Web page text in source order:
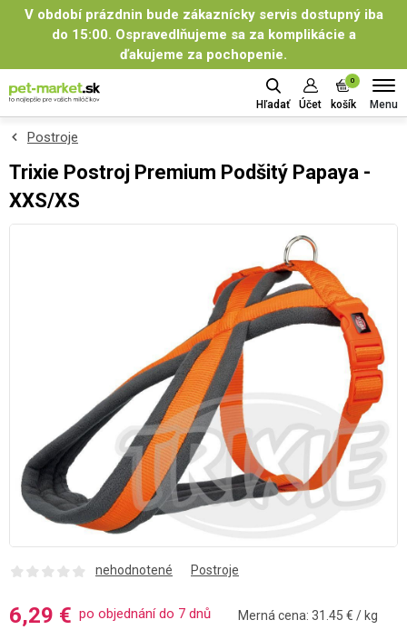
V období prázdnin bude zákaznícky servis dostupný iba
do 15:00. Ospravedlňujeme sa za komplikácie a
ďakujeme za pochopenie.
Hľadať Účet
0
košík Menu
Postroje
Trixie Postroj Premium Podšitý Papaya -
XXS/XS
nehodnotené Postroje
6,29 € po objednání do 7 dnů Merná cena: 31.45 € / kg